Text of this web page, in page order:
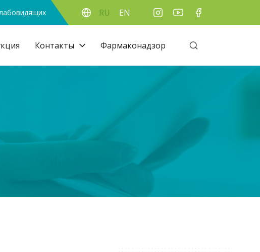
RU EN
Контакты Фармаконадзор